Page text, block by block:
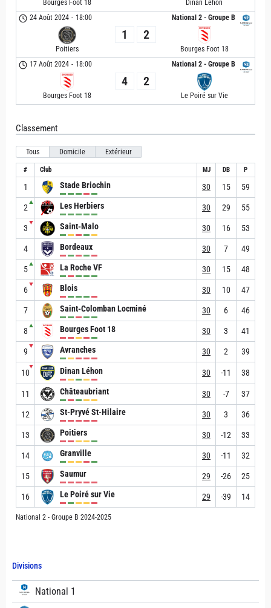
Divisions
National 1
Bourges Foot 18
Dinan Léhon
National 2 - Groupe B
24 Août 2024 - 18:00
Poitiers
1 2
Bourges Foot 18
National 2 - Groupe B
17 Août 2024 - 18:00
Bourges Foot 18
4 2
Le Poiré sur Vie
Classement
Tous Domicile Extérieur
# Club MJ DB P
1 Stade Briochin 30 15 59
2
▲ Les Herbiers 30 29 55
3
▼ Saint-Malo 30 16 53
4 Bordeaux 30 7 49
5
▲ La Roche VF 30 15 48
6
▼ Blois 30 10 47
7 Saint-Colomban Locminé 30 6 46
8
▲ Bourges Foot 18 30 3 41
9
▼ Avranches 30 2 39
10
▼ Dinan Léhon 30 -11 38
11 Châteaubriant 30 -7 37
12 St-Pryvé St-Hilaire 30 3 36
13 Poitiers 30 -12 33
14 Granville 30 -11 32
15 Saumur 29 -26 25
16 Le Poiré sur Vie 29 -39 14
National 2 - Groupe B 2024-2025